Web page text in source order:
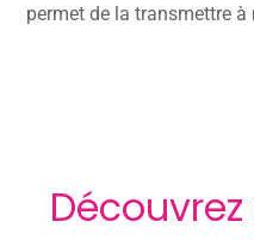
permet de la transmettre